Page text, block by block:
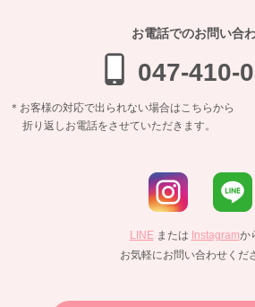
お電話でのお問い合
047-410-
＊お客様の対応で出られない場合はこちらから
折り返しお電話をさせていただきます。
LINEまたは Instagramか
お気軽にお問い合わせくだ